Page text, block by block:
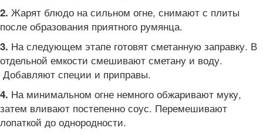
2. Жарят блюдо на сильном огне, снимают с плиты
после образования приятного румянца.
3. На следующем этапе готовят сметанную заправку. В
отдельной емкости смешивают сметану и воду.
Добавляют специи и приправы.
4. На минимальном огне немного обжаривают муку,
затем вливают постепенно соус. Перемешивают
лопаткой до однородности.